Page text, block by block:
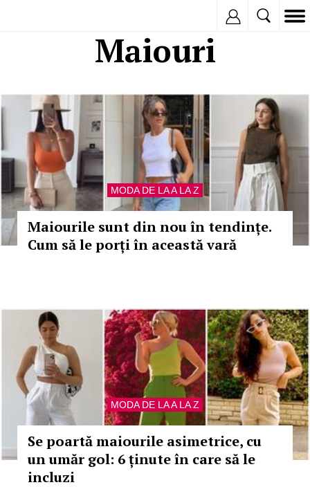
Maiouri
MODA DE LA A LA Z
Maiourile sunt din nou în tendințe.
Cum să le porți în această vară
MODA DE LA A LA Z
Se poartă maiourile asimetrice, cu
un umăr gol: 6 ținute în care să le
incluzi